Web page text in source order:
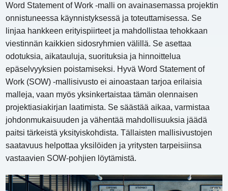
Word Statement of Work -malli on avainasemassa projektin
onnistuneessa käynnistyksessä ja toteuttamisessa. Se
linjaa hankkeen erityispiirteet ja mahdollistaa tehokkaan
viestinnän kaikkien sidosryhmien välillä. Se asettaa
odotuksia, aikatauluja, suorituksia ja hinnoittelua
epäselvyyksien poistamiseksi. Hyvä Word Statement of
Work (SOW) -mallisivusto ei ainoastaan ​​tarjoa erilaisia ​​
malleja, vaan myös yksinkertaistaa tämän olennaisen
projektiasiakirjan laatimista. Se säästää aikaa, varmistaa
johdonmukaisuuden ja vähentää mahdollisuuksia jäädä
paitsi tärkeistä yksityiskohdista. Tällaisten mallisivustojen
saatavuus helpottaa yksilöiden ja yritysten tarpeisiinsa
vastaavien SOW-pohjien löytämistä.